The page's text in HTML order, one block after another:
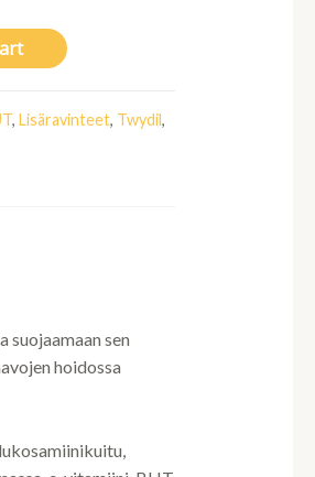
, Lisäravinteet, Twydil,
suojaamaan sen
hoidossa